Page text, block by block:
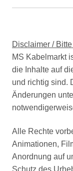
Disclaimer /
MS Kabelmarkt
die Inhalte auf
und richtig sind.
Änderungen
Alle Rechte
Animationen,
Anordnung auf